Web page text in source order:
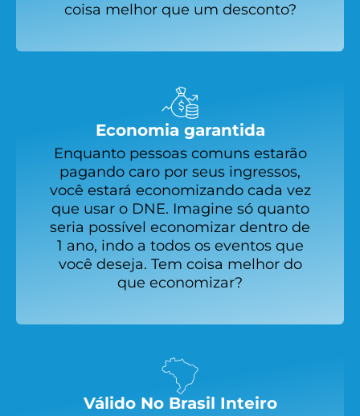
coisa melhor que um desconto?
Economia garantida
Enquanto pessoas comuns estarão
pagando caro por seus ingressos,
você estará economizando cada vez
que usar o DNE. Imagine só quanto
seria possível economizar dentro de
1 ano, indo a todos os eventos que
você deseja. Tem coisa melhor do
que economizar?
Válido No Brasil Inteiro